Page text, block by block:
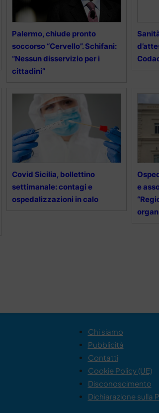
Palermo, chiude pronto
soccorso “Cervello”. Schifani:
“Nessun disservizio per i
cittadini”
Covid Sicilia, bollettino
settimanale: contagi e
ospedalizzazioni in calo
e
Chi siamo
Pubblicità
Contatti
Cookie Policy (UE)
Disconoscimento
Dichiarazione sulla